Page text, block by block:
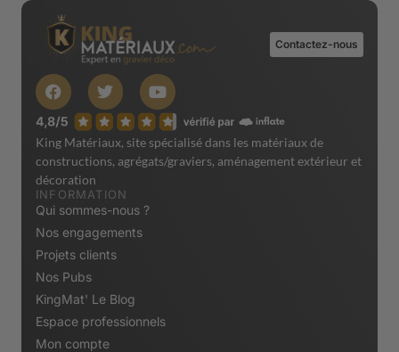
Contactez-nous
King Matériaux, site spécialisé dans les matériaux de
constructions, agrégats/graviers, aménagement extérieur et
décoration
INFORMATION
Qui sommes-nous ?
Nos engagements
Projets clients
Nos Pubs
KingMat' Le Blog
Espace professionnels
Mon compte